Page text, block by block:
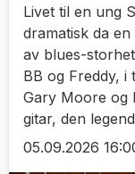
Livet til en ung
dramatisk da
av blues-
BB og Freddy, i
Gary Moore og
gitar, den
05.09.2026